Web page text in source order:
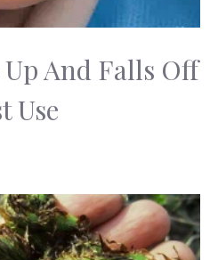
And Falls Off
Use